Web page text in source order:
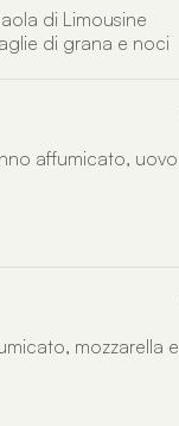
di Limousine
di grana e noci
affumicato, uovo
mozzarella e